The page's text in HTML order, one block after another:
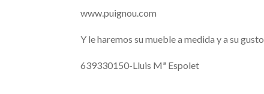
www.puignou.com
Y le haremos su mueble a medida y a su gusto.
639330150-Lluis Mª Espolet